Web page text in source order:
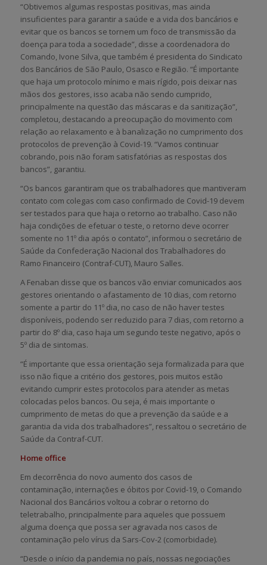
“Obtivemos algumas respostas positivas, mas ainda
insuficientes para garantir a saúde e a vida dos bancários e
evitar que os bancos se tornem um foco de transmissão da
doença para toda a sociedade”, disse a coordenadora do
Comando, Ivone Silva, que também é presidenta do Sindicato
dos Bancários de São Paulo, Osasco e Região. “É importante
que haja um protocolo mínimo e mais rígido, pois deixar nas
mãos dos gestores, isso acaba não sendo cumprido,
principalmente na questão das máscaras e da sanitização”,
completou, destacando a preocupação do movimento com
relação ao relaxamento e à banalização no cumprimento dos
protocolos de prevenção à Covid-19. “Vamos continuar
cobrando, pois não foram satisfatórias as respostas dos
bancos”, garantiu.
“Os bancos garantiram que os trabalhadores que mantiveram
contato com colegas com caso confirmado de Covid-19 devem
ser testados para que haja o retorno ao trabalho. Caso não
haja condições de efetuar o teste, o retorno deve ocorrer
somente no 11º dia após o contato”, informou o secretário de
Saúde da Confederação Nacional dos Trabalhadores do
Ramo Financeiro (Contraf-CUT), Mauro Salles.
A Fenaban disse que os bancos vão enviar comunicados aos
gestores orientando o afastamento de 10 dias, com retorno
somente a partir do 11º dia, no caso de não haver testes
disponíveis, podendo ser reduzido para 7 dias, com retorno a
partir do 8º dia, caso haja um segundo teste negativo, após o
5º dia de sintomas.
“É importante que essa orientação seja formalizada para que
isso não fique a critério dos gestores, pois muitos estão
evitando cumprir estes protocolos para atender as metas
colocadas pelos bancos. Ou seja, é mais importante o
cumprimento de metas do que a prevenção da saúde e a
garantia da vida dos trabalhadores”, ressaltou o secretário de
Saúde da Contraf-CUT.
Home office
Em decorrência do novo aumento dos casos de
contaminação, internações e óbitos por Covid-19, o Comando
Nacional dos Bancários voltou a cobrar o retorno do
teletrabalho, principalmente para aqueles que possuem
alguma doença que possa ser agravada nos casos de
contaminação pelo vírus da Sars-Cov-2 (comorbidade).
“Desde o início da pandemia no país, nossas negociações